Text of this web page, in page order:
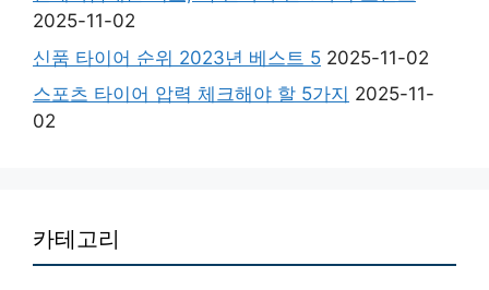
2025-11-02
신품 타이어 순위 2023년 베스트 5 2025-11-02
스포츠 타이어 압력 체크해야 할 5가지 2025-11-
02
카테고리